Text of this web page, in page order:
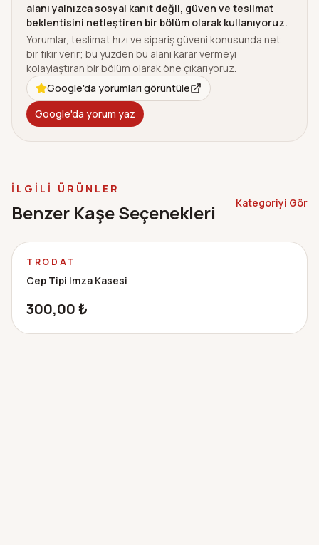
alanı yalnızca sosyal kanıt değil, güven ve teslimat
beklentisini netleştiren bir bölüm olarak kullanıyoruz.
Yorumlar, teslimat hızı ve sipariş güveni konusunda net
bir fikir verir; bu yüzden bu alanı karar vermeyi
kolaylaştıran bir bölüm olarak öne çıkarıyoruz.
Google'da yorumları görüntüle
Google'da yorum yaz
İLGILI ÜRÜNLER
Benzer Kaşe Seçenekleri Kategoriyi Gör
TRODAT
Cep Tipi Imza Kasesi
300,00₺